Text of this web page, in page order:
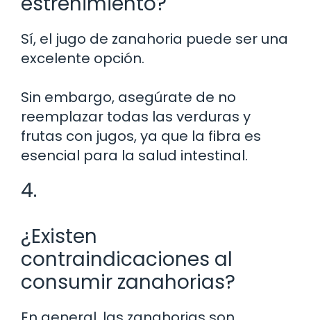
Sí, el jugo de zanahoria puede ser una
excelente opción.
Sin embargo, asegúrate de no
reemplazar todas las verduras y
frutas con jugos, ya que la fibra es
esencial para la salud intestinal.
4.
¿Existen
contraindicaciones al
consumir zanahorias?